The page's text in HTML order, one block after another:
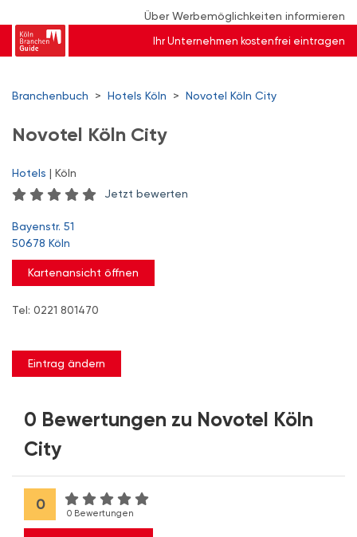
Über Werbemöglichkeiten informieren
Ihr Unternehmen kostenfrei eintragen
Branchenbuch > Hotels Köln > Novotel Köln City
Novotel Köln City
Hotels | Köln
Jetzt bewerten
Bayenstr. 51
50678 Köln
Kartenansicht öffnen
Tel: 0221 801470
Eintrag ändern
0 Bewertungen zu Novotel Köln
City
0
0 Bewertungen